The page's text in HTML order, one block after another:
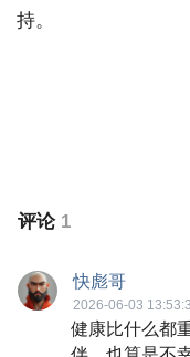
持。
评论 1
快彪哥
2026-06-03
健康比什么都